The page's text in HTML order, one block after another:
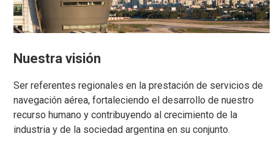
Nuestra visión
Ser referentes regionales en la prestación de servicios de
navegación aérea, fortaleciendo el desarrollo de nuestro
recurso humano y contribuyendo al crecimiento de la
industria y de la sociedad argentina en su conjunto.